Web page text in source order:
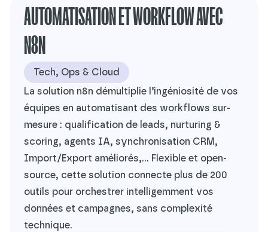
AUTOMATISATION ET WORKFLOW AVEC
N8N
Tech, Ops & Cloud
La solution n8n démultiplie l’ingéniosité de vos
équipes en automatisant des workflows sur-
mesure : qualification de leads, nurturing &
scoring, agents IA, synchronisation CRM,
Import/Export améliorés,… Flexible et open-
source, cette solution connecte plus de 200
outils pour orchestrer intelligemment vos
données et campagnes, sans complexité
technique.